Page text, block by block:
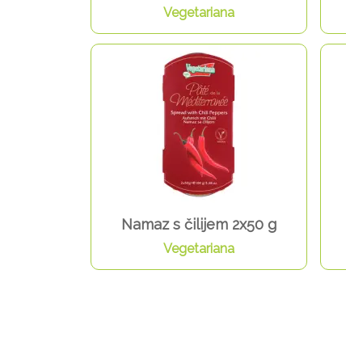
Vegetariana
Namaz s čilijem 2x50 g
Vegetariana